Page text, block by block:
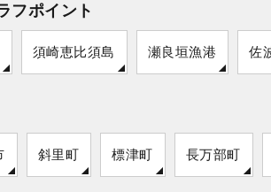
フポイント
須崎恵比須島 瀬良垣漁港 佐
斜里町 標津町 長万部町